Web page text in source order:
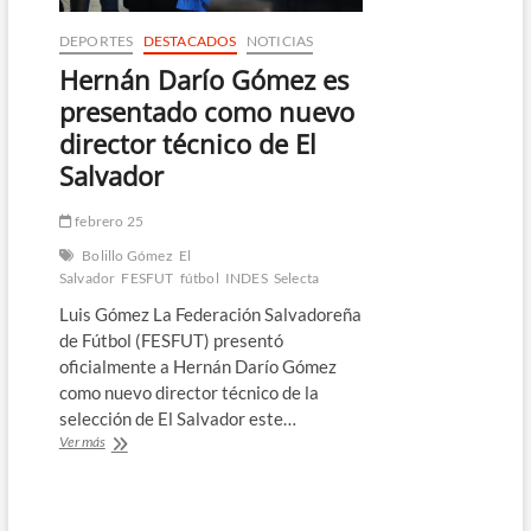
DEPORTES DESTACADOS NOTICIAS
Hernán Darío Gómez es
presentado como nuevo
director técnico de El
Salvador
febrero 25
Bolillo Gómez El
Salvador FESFUT fútbol INDES Selecta
Luis Gómez La Federación Salvadoreña
de Fútbol (FESFUT) presentó
oficialmente a Hernán Darío Gómez
como nuevo director técnico de la
selección de El Salvador este…
Ver másHernán